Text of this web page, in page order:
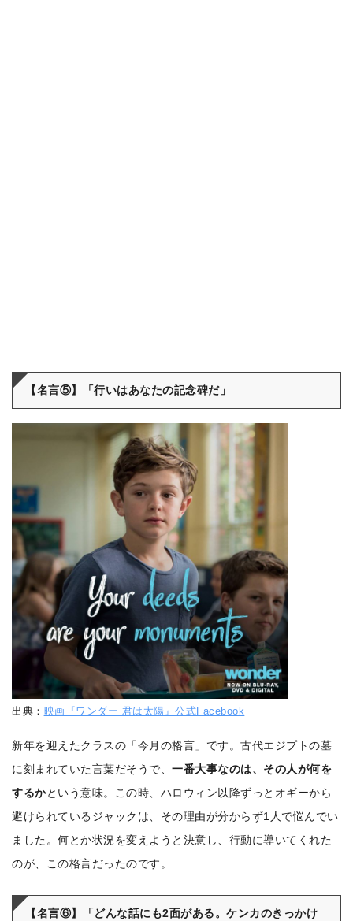
【名言⑤】「行いはあなたの記念碑だ」
出典： 映画『ワンダー 君は太陽』公式Facebook
新年を迎えたクラスの「今月の格言」です。古代エジプトの墓
に刻まれていた言葉だそうで、一番大事なのは、その人が何を
するかという意味。この時、ハロウィン以降ずっとオギーから
避けられているジャックは、その理由が分からず1人で悩んでい
ました。何とか状況を変えようと決意し、行動に導いてくれた
のが、この格言だったのです。
【名言⑥】「どんな話にも2面がある。ケンカのきっかけ